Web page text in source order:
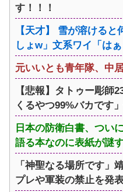
す！！！
【天才】 雪が溶ける
しょw」文系ワイ「は
元いいとも青年隊、中
【悲報】タトゥー彫師
くるやつ99%バカです
日本の防衛白書、つい
語る本なのに表紙が謎
「神聖なる場所です」
プレや軍装の禁止を発